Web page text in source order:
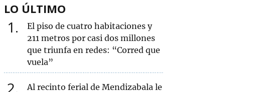
LO ÚLTIMO
1
El piso de cuatro habitaciones y
211 metros por casi dos millones
que triunfa en redes: “Corred que
vuela”
2
Al recinto ferial de Mendizabala le